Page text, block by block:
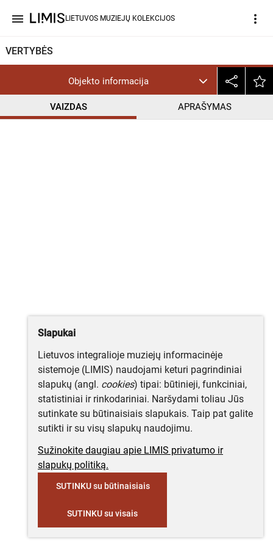
menu LIETUVOS MUZIEJŲ KOLEKCIJOS more_vert
VERTYBĖS
Objekto informacija
VAIZDAS APRAŠYMAS
Slapukai
Lietuvos integralioje muziejų informacinėje
sistemoje (LIMIS) naudojami keturi pagrindiniai
slapukų (angl. cookies) tipai: būtinieji, funkciniai,
statistiniai ir rinkodariniai. Naršydami toliau Jūs
sutinkate su būtinaisiais slapukais. Taip pat galite
sutikti ir su visų slapukų naudojimu.
Sužinokite daugiau apie LIMIS privatumo ir
slapukų politiką.
SUTINKU su būtinaisiais
SUTINKU su visais